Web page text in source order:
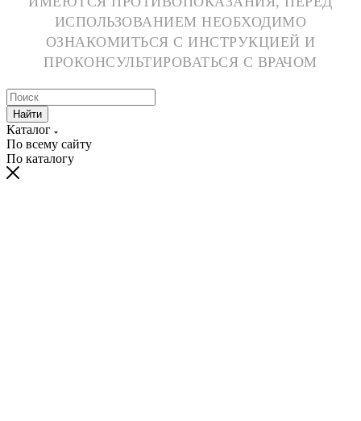
ИСПОЛЬЗОВАНИЕМ НЕОБХОДИМО
ОЗНАКОМИТЬСЯ С ИНСТРУКЦИЕЙ И
ПРОКОНСУЛЬТИРОВАТЬСЯ С ВРАЧОМ
Найти
Каталог
По всему сайту
По каталогу